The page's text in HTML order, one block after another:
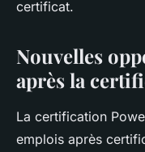
certificat.
Nouvelles
après la
La certification
emplois après